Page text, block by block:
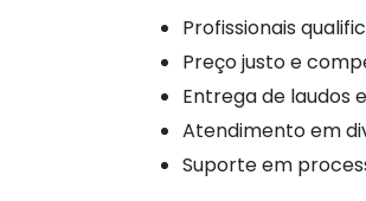
Profissionais
Preço justo e
Entrega de laudos
Atendimento em
Suporte em